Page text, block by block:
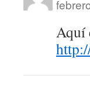
Aquí